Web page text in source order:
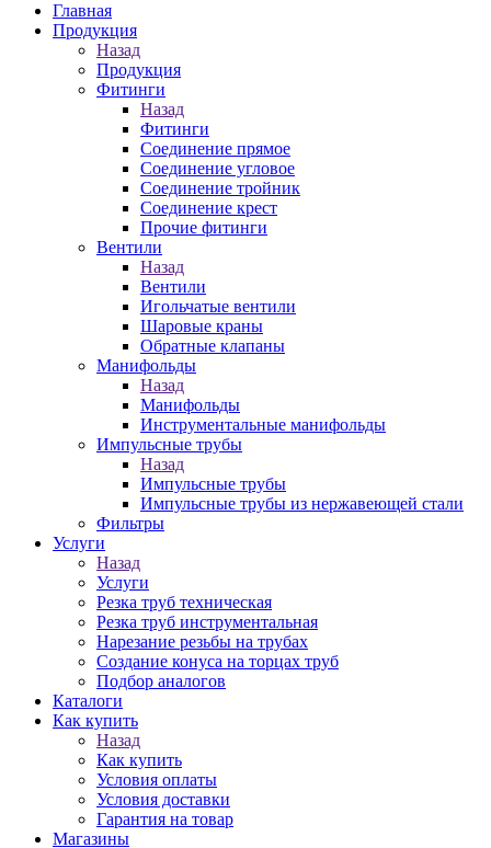
Главная
Продукция
Назад
Продукция
Фитинги
Назад
Фитинги
Соединение прямое
Соединение угловое
Соединение тройник
Соединение крест
Прочие фитинги
Вентили
Назад
Вентили
Игольчатые вентили
Шаровые краны
Обратные клапаны
Манифольды
Назад
Манифольды
Инструментальные манифольды
Импульсные трубы
Назад
Импульсные трубы
Импульсные трубы из нержавеющей стали
Фильтры
Услуги
Назад
Услуги
Резка труб техническая
Резка труб инструментальная
Нарезание резьбы на трубах
Создание конуса на торцах труб
Подбор аналогов
Каталоги
Как купить
Назад
Как купить
Условия оплаты
Условия доставки
Гарантия на товар
Магазины